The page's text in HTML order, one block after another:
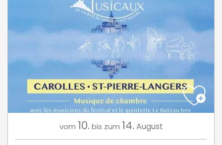
vom 10. bis zum 14. August